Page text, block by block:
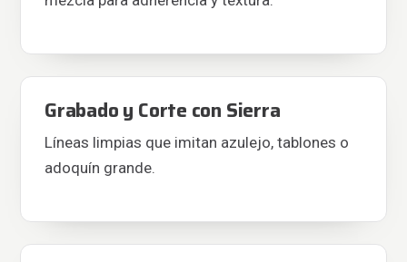
Grabado y Corte con Sierra
Líneas limpias que imitan azulejo, tablones o
adoquín grande.